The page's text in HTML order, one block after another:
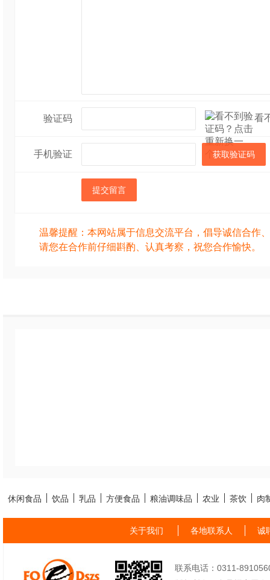
验证码 看
手机验证 获取验证码
提交留言
温馨提醒：本网站属于信息交流平台，倡导诚信合作
请您在合作前仔细斟酌、认真考察，祝您合作愉快。
休闲食品 饮品 乳品 方便食品 粮油调味品 农业 茶饮 肉
关于我们 各地联系人 诚
联系电话：0311-